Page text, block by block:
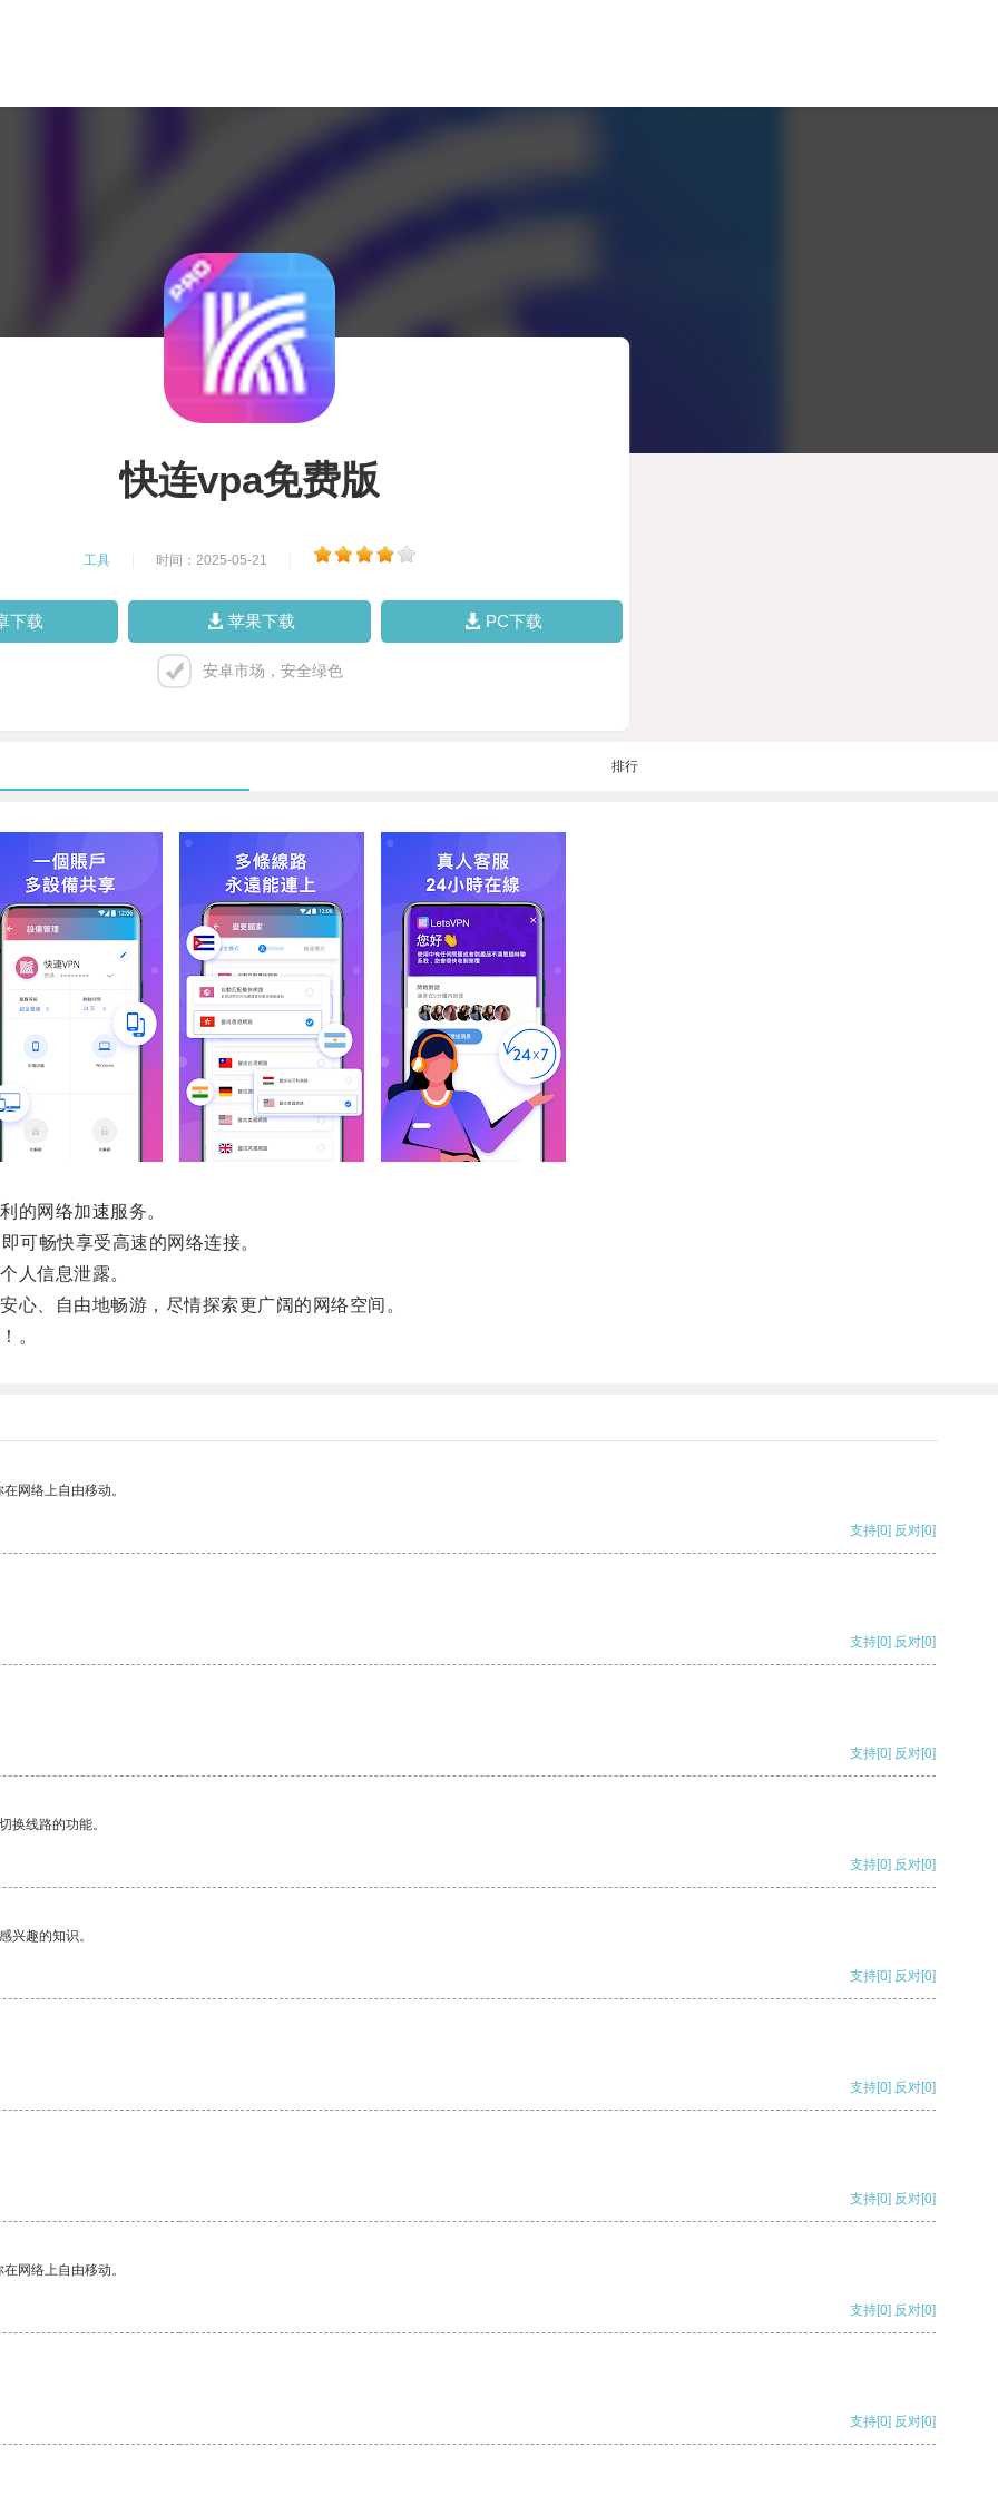
快连vpa免费版
工具 时间：2025-05-21
下载 苹果下载 PC下载
安卓市场，安全绿色
排行
网络加速服务。
畅快享受高速的网络连接。
信息泄露。
、自由地畅游，尽情探索更广阔的网络空间。
。
网络上自由移动。
支持[0] 反对[0]
支持[0] 反对[0]
支持[0] 反对[0]
换线路的功能。
支持[0] 反对[0]
兴趣的知识。
支持[0] 反对[0]
支持[0] 反对[0]
支持[0] 反对[0]
网络上自由移动。
支持[0] 反对[0]
支持[0] 反对[0]